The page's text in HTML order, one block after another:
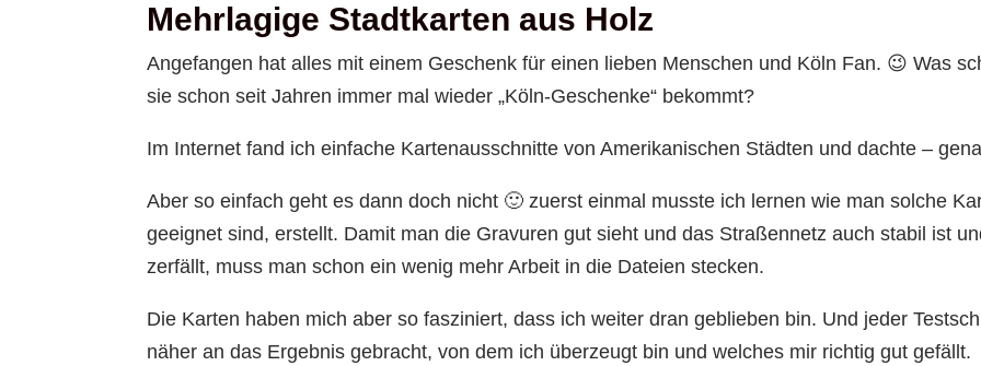
Mehrlagige Stadtkarten aus Holz
Angefangen hat alles mit einem Geschenk für einen lieben Menschen und Köln Fan. 😉 Was
sie schon seit Jahren immer mal wieder „Köln-Geschenke“ bekommt?
Im Internet fand ich einfache Kartenausschnitte von Amerikanischen Städten und dachte –
Aber so einfach geht es dann doch nicht 🙂 zuerst einmal musste ich lernen wie man solche
geeignet sind, erstellt. Damit man die Gravuren gut sieht und das Straßennetz auch stabil ist
zerfällt, muss man schon ein wenig mehr Arbeit in die Dateien stecken.
Die Karten haben mich aber so fasziniert, dass ich weiter dran geblieben bin. Und jeder
näher an das Ergebnis gebracht, von dem ich überzeugt bin und welches mir richtig gut gefällt.